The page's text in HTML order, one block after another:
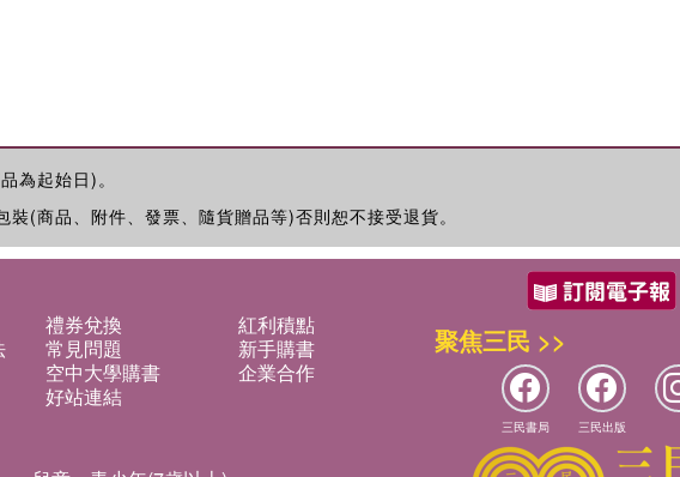
為起始日)。
(商品、附件、發票、隨貨贈品等)否則恕不接受退貨。
禮券兌換
紅利積點
常見問題
新手購書
空中大學購書
企業合作
好站連結
聚焦三民 >>
三民書局 三民出版